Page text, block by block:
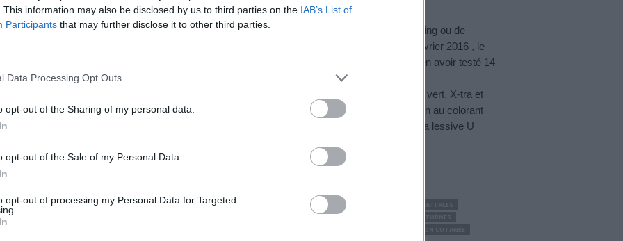
This information may also be disclosed by us to third parties on the IAB’s List of
Participants that may further disclose it to other third parties.
Data Processing Opt Outs
opt-out of the Sharing of my personal data.
opt-out of the Sale of my Personal Data.
opt-out of processing my Personal Data for Targeted
Le choix de votre lessive est important, il ne faut pas le faire en fonction du packaging ou de
l’odeur ou même du prix. La principale caractéristique c’est : la composition. En février 2016 , le
magazine 60 millions de consommateurs épinglait 11 marques de lessives après en avoir testé 14
sur des lavages à 40°C parce qu’elles contiendraient des produits allergisants.
Ariel, Skip, Cora, Formil, Apta, Persil, Epsil, Monoprix vert, X-tra et
Super Croix sont cités dans l’article. Selon eux, il faut particulièrement faire attention au colorant
, un « irritant soupçonné d’être cancérogène propable ». La lessive U
TAGS ALLERGIES PEAU BOUTON DE FIEVRE BOUTONS PEAU CRISE D'URTICAIRE
DÉMANGEAISONS JAMBES
à